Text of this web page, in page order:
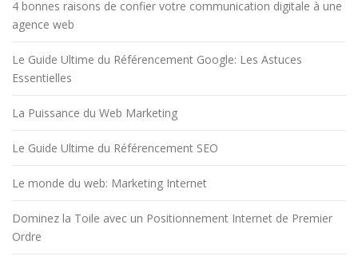
4 bonnes raisons de confier votre communication digitale à une
agence web
Le Guide Ultime du Référencement Google: Les Astuces
Essentielles
La Puissance du Web Marketing
Le Guide Ultime du Référencement SEO
Le monde du web: Marketing Internet
Dominez la Toile avec un Positionnement Internet de Premier
Ordre